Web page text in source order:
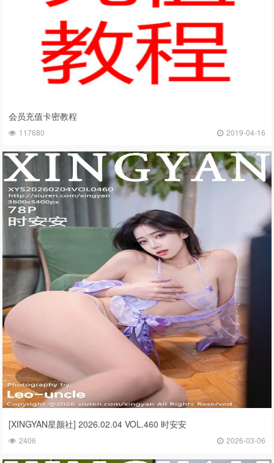
会员充值卡密教程
117680 2019-04-16
[XINGYAN星颜社] 2026.02.04 VOL.460 时安安
2406 2026-03-06